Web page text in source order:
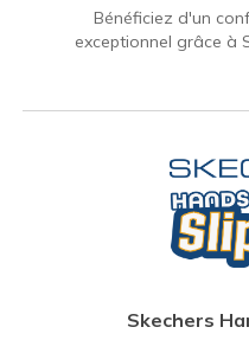
Bénéficiez d'un
exceptionnel grâce à
Skechers